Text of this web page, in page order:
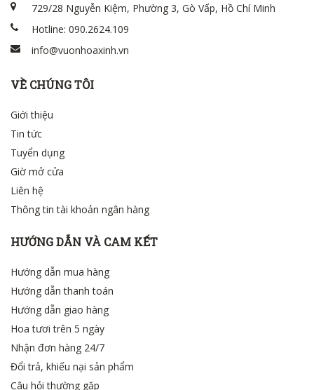
729/28 Nguyễn Kiệm, Phường 3, Gò Vấp, Hồ Chí Minh
Hotline: 090.2624.109
info@vuonhoaxinh.vn
VỀ CHÚNG TÔI
Giới thiệu
Tin tức
Tuyển dụng
Giờ mở cửa
Liên hệ
Thông tin tài khoản ngân hàng
HƯỚNG DẪN VÀ CAM KẾT
Hướng dẫn mua hàng
Hướng dẫn thanh toán
Hướng dẫn giao hàng
Hoa tươi trên 5 ngày
Nhận đơn hàng 24/7
Đổi trả, khiếu nại sản phẩm
Câu hỏi thường gặp